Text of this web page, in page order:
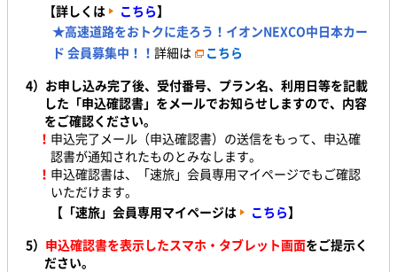
【詳しくは
こちら】
★高速道路をおトクに走ろう！イオンNEXCO中日本カー
ド 会員募集中！！ 詳細は
こちら
4）お申し込み完了後、受付番号、プラン名、利用日等を記載
した「申込確認書」をメールでお知らせしますので、内容
をご確認ください。
！ 申込完了メール（申込確認書）の送信をもって、申込確
認書が通知されたものとみなします。
！ 申込確認書は、「速旅」会員専用マイページでもご確認
いただけます。
【「速旅」会員専用マイページは
こちら】
5） 申込確認書を表示したスマホ・タブレット画面をご提示く
ださい。